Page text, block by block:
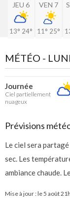
JEU 6
13° 24°
VEN 7
11° 25°
MÉTÉO -
Journée
Ciel partiellement
nuageux
Prévisions
Le ciel sera
sec. Les
ambiance chaude.
Mise à jour : le5 août